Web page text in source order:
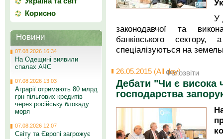
У
законодавчої та
банківського
спеціалізуються на
26.05.2015 (All day)Фотозвіти
Дебати "Чи є висока
господарства
Корисно
Новини
07.08.2026 16:34
На Одещині виявили
спалах АЧС
07.08.2026 13:03
Аграрії отримають 80 млрд
грн пільгових кредитів
через російську блокаду
моря
07.08.2026 12:07
Світу та Європі загрожує